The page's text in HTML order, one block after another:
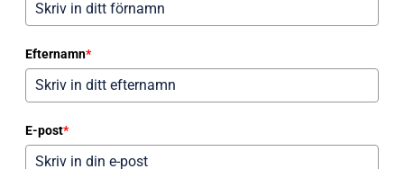
Efternamn*
E-post*